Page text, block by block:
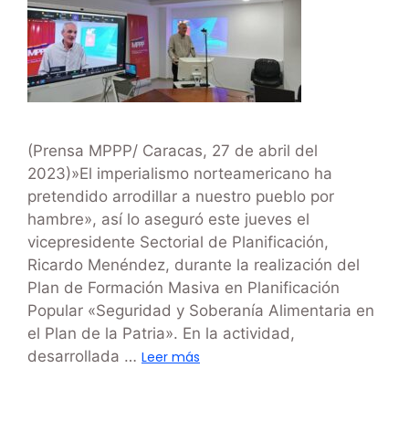
(Prensa MPPP/ Caracas, 27 de abril del
2023)»El imperialismo norteamericano ha
pretendido arrodillar a nuestro pueblo por
hambre», así lo aseguró este jueves el
vicepresidente Sectorial de Planificación,
Ricardo Menéndez, durante la realización del
Plan de Formación Masiva en Planificación
Popular «Seguridad y Soberanía Alimentaria en
el Plan de la Patria». En la actividad,
desarrollada … Leer más